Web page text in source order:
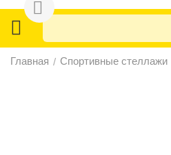
Главная / Спортивные стеллажи